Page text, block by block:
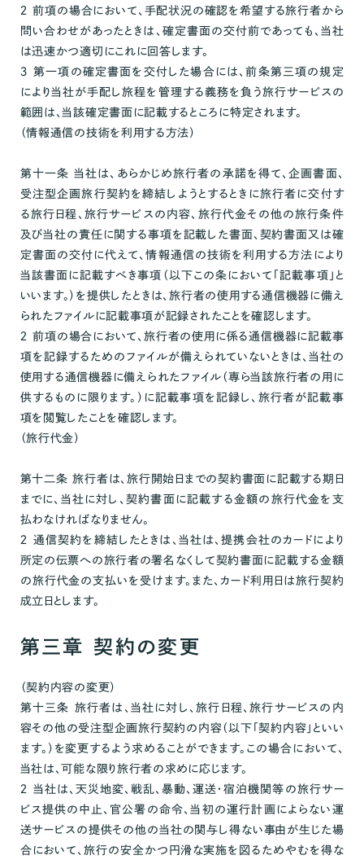
２ 前項の場合において、手配状況の確認を希望する旅行者から
問い合わせがあったときは、確定書面の交付前であっても、当社
は迅速かつ適切にこれに回答します。
３ 第一項の確定書面を交付した場合には、前条第三項の規定
により当社が手配し旅程を管理する義務を負う旅行サービスの
範囲は、当該確定書面に記載するところに特定されます。
（情報通信の技術を利用する方法）
第十一条 当社は、あらかじめ旅行者の承諾を得て、企画書面、
受注型企画旅行契約を締結しようとするときに旅行者に交付す
る旅行日程、旅行サービスの内容、旅行代金その他の旅行条件
及び当社の責任に関する事項を記載した書面、契約書面又は確
定書面の交付に代えて、情報通信の技術を利用する方法により
当該書面に記載すべき事項（以下この条において「記載事項」と
いいます。）を提供したときは、旅行者の使用する通信機器に備え
られたファイルに記載事項が記録されたことを確認します。
２ 前項の場合において、旅行者の使用に係る通信機器に記載事
項を記録するためのファイルが備えられていないときは、当社の
使用する通信機器に備えられたファイル（専ら当該旅行者の用に
供するものに限ります。）に記載事項を記録し、旅行者が記載事
項を閲覧したことを確認します。
（旅行代金）
第十二条 旅行者は、旅行開始日までの契約書面に記載する期日
までに、当社に対し、契約書面に記載する金額の旅行代金を支
払わなければなりません。
２ 通信契約を締結したときは、当社は、提携会社のカードにより
所定の伝票への旅行者の署名なくして契約書面に記載する金額
の旅行代金の支払いを受けます。また、カード利用日は旅行契約
成立日とします。
第三章 契約の変更
（契約内容の変更）
第十三条 旅行者は、当社に対し、旅行日程、旅行サービスの内
容その他の受注型企画旅行契約の内容（以下「契約内容」といい
ます。）を変更するよう求めることができます。この場合において、
当社は、可能な限り旅行者の求めに応じます。
２ 当社は、天災地変、戦乱、暴動、運送・宿泊機関等の旅行サー
ビス提供の中止、官公署の命令、当初の運行計画によらない運
送サービスの提供その他の当社の関与し得ない事由が生じた場
合において、旅行の安全かつ円滑な実施を図るためやむを得な